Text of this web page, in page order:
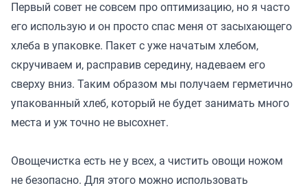
Первый совет не совсем про оптимизацию, но я часто
его использую и он просто спас меня от засыхающего
хлеба в упаковке. Пакет с уже начатым хлебом,
скручиваем и, расправив середину, надеваем его
сверху вниз. Таким образом мы получаем герметично
упакованный хлеб, который не будет занимать много
места и уж точно не высохнет.
Овощечистка есть не у всех, а чистить овощи ножом
не безопасно. Для этого можно использовать